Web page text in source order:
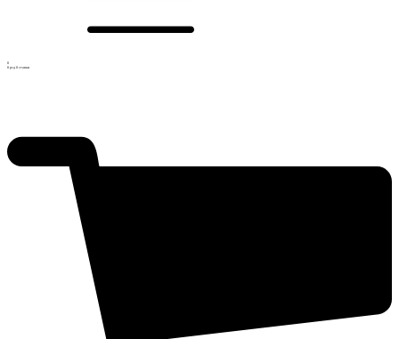
0
0 рсд 0 ставки